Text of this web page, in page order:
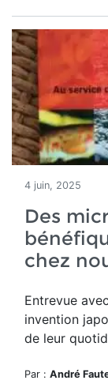
4 juin, 2025
Des
chez
Entrevue
invention
de leur
Par : André